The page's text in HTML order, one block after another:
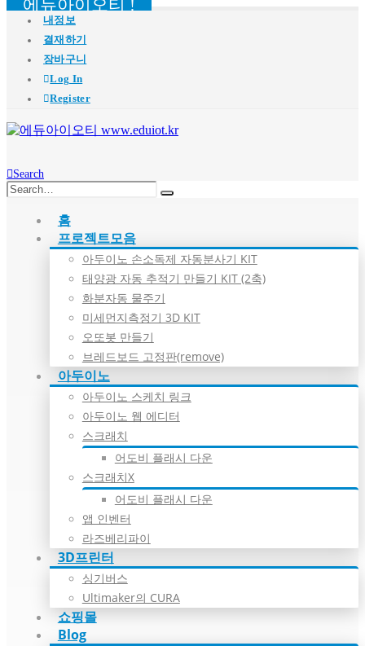
내정보
결재하기
장바구니
Log In
Register
Search
홈
프로젝트모음
아두이노 손소독제 자동분사기 KIT
태양광 자동 추적기 만들기 KIT (2축)
화분자동 물주기
미세먼지측정기 3D KIT
오또봇 만들기
브레드보드 고정판(remove)
아두이노
아두이노 스케치 링크
아두이노 웹 에디터
스크래치
어도비 플래시 다운
스크래치X
어도비 플래시 다운
앱 인벤터
라즈베리파이
3D프린터
싱기버스
Ultimaker의 CURA
쇼핑몰
Blog
에듀아이오티 !